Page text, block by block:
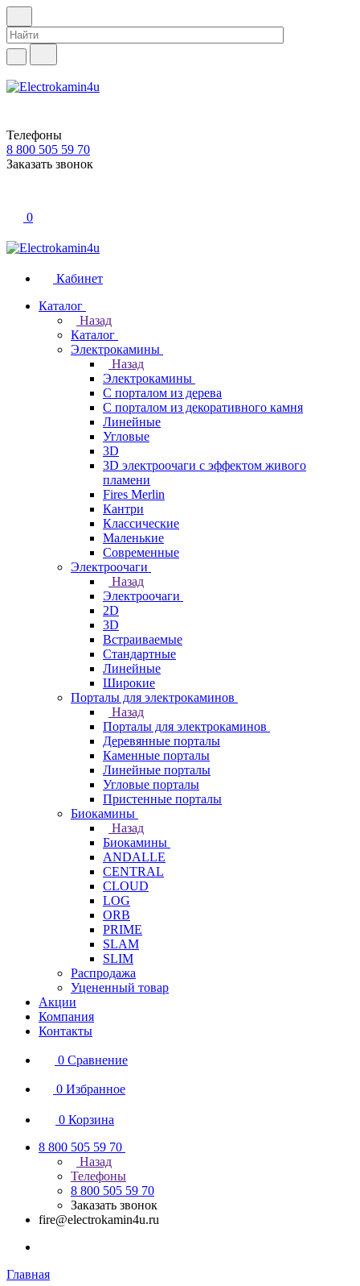
Телефоны
8 800 505 59 70
Заказать звонок
0
Кабинет
Каталог
Назад
Каталог
Электрокамины
Назад
Электрокамины
С порталом из дерева
С порталом из декоративного камня
Линейные
Угловые
3D
3D электроочаги с эффектом живого
пламени
Fires Merlin
Кантри
Классические
Маленькие
Современные
Электроочаги
Назад
Электроочаги
2D
3D
Встраиваемые
Стандартные
Линейные
Широкие
Порталы для электрокаминов
Назад
Порталы для электрокаминов
Деревянные порталы
Каменные порталы
Линейные порталы
Угловые порталы
Пристенные порталы
Биокамины
Назад
Биокамины
ANDALLE
CENTRAL
CLOUD
LOG
ORB
PRIME
SLAM
SLIM
Распродажа
Уцененный товар
Акции
Компания
Контакты
0 Сравнение
0 Избранное
0 Корзина
8 800 505 59 70
Назад
Телефоны
8 800 505 59 70
Заказать звонок
fire@electrokamin4u.ru
Главная